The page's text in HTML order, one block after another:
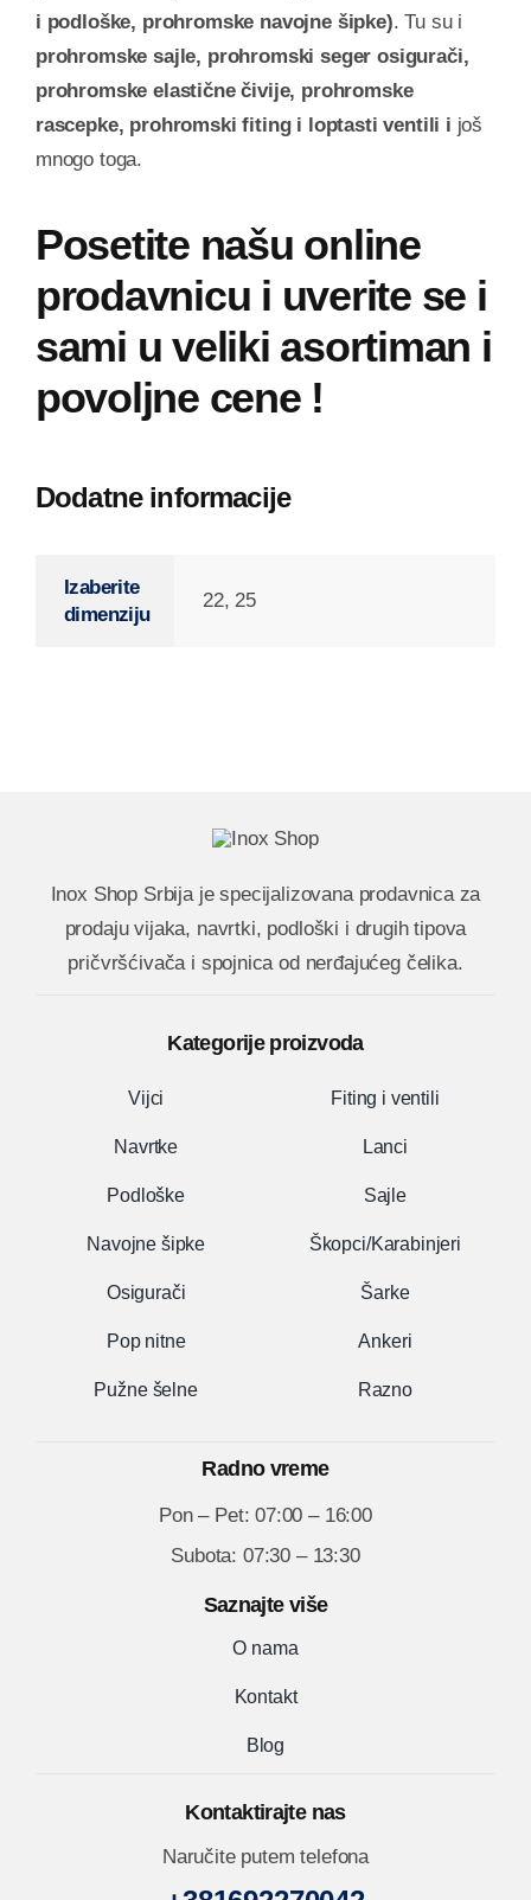
i podloške, prohromske navojne šipke). Tu su i
prohromske sajle, prohromski seger osigurači,
prohromske elastične čivije, prohromske
rascepke, prohromski fiting i loptasti ventili i još
mnogo toga.
Posetite našu online
prodavnicu i uverite se i
sami u veliki asortiman i
povoljne cene !
Dodatne informacije
Izaberite
dimenziju
22, 25
Inox Shop Srbijaje specijalizovana prodavnica za
prodaju vijaka, navrtki, podloški i drugih tipova
pričvršćivača i spojnica od nerđajućeg čelika.
Kategorije proizvoda
Vijci
Navrtke
Podloške
Navojne šipke
Osigurači
Pop nitne
Pužne šelne
Fiting i ventili
Lanci
Sajle
Škopci/Karabinjeri
Šarke
Ankeri
Razno
Radno vreme
Pon – Pet: 07:00 – 16:00
Subota: 07:30 – 13:30
Saznajte više
O nama
Kontakt
Blog
Kontaktirajte nas
Naručite putem telefona